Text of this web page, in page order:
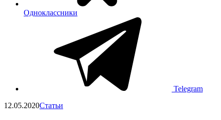
Одноклассники
Telegram
12.05.2020Статьи